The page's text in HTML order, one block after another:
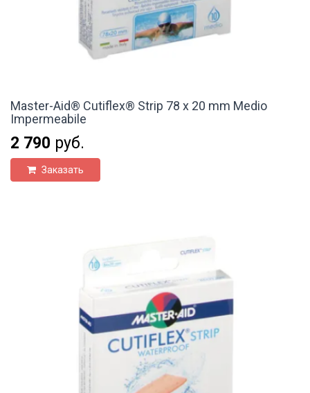
Master-Aid® Cutiflex® Strip 78 x 20 mm Medio
Impermeabile
2 790 руб.
Заказать